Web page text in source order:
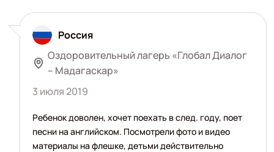
Россия
Оздоровительный лагерь «Глобал Диалог
– Мадагаскар»
3 июля 2019
Ребенок доволен, хочет поехать в след. году, поет
песни на английском. Посмотрели фото и видео
материалы на флешке, детьми действительно